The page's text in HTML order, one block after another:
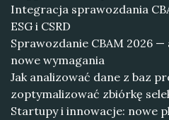
Integracja sprawozdania
ESG i CSRD
Sprawozdanie CBAM 2026
nowe wymagania
Jak analizować dane z baz
zoptymalizować zbiórkę
Startupy i innowacje: nowe